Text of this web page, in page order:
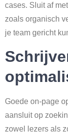
cases. Sluit af
zoals organisch
je team gericht
Goede on-page
aansluit op
zowel lezers als